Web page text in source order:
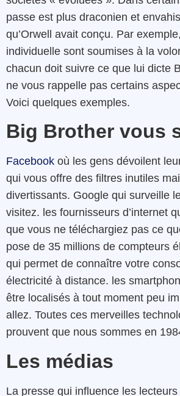
passe est plus draconien et
qu’Orwell avait conçu. Par
individuelle sont soumises à la
chacun doit suivre ce que lui dicte
ne vous rappelle pas certains
Voici quelques exemples.
Big Brother vous
Facebook où les gens dévoilent
qui vous offre des filtres inutiles
divertissants. Google qui surveille
visitez. les fournisseurs d’internet
que vous ne téléchargiez pas ce
pose de 35 millions de compteurs
qui permet de connaître votre
électricité à distance. les
être localisés à tout moment peu
allez. Toutes ces merveilles
prouvent que nous sommes en
Les médias
La presse qui influence les